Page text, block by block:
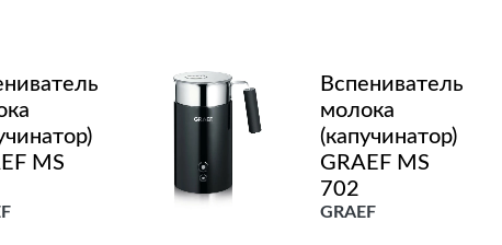
MS
Вспениватель
молока
(капучинатор)
GRAEF MS
702
GRAEF